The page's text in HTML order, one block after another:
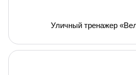
Уличный тренажер